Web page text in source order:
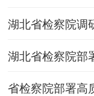
湖北省检察院调
湖北省检察院部
省检察院部署高